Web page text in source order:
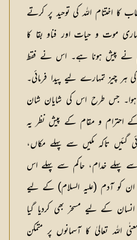
اختتام اللہ کی توحید پر کرتے
موت و حیات اور فناو بقا کا
نے پیش ہونا ہے۔ اس نے فقط
کی ہر چیز تمہارے لیے پیدا فرمائی۔
جس طرح اس کی شایان شان
احترام و مقام کے پیش نظر یہ
گئیں تاکہ مکیں سے پہلے مکاں،
پہلے خدام، حاکم سے پہلے اس
کو آدم (علیہ السلام) کے لیے
انسان کے لیے مسخر بھی کردیا گیا
کا معنٰی اللہ تعالیٰ کا آسمانوں پر متمکن